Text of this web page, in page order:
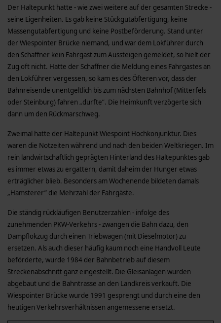
Der Haltepunkt hatte - wie zwei weitere auf der gesamten Strecke -
seine Eigenheiten. Es gab keine Stückgutabfertigung, keine
Massengutabfertigung und keine Postbeförderung. Stand unter
der Wiespointer Brücke niemand, und war dem Lokführer durch
den Schaffner kein Fahrgast zum Aussteigen gemeldet, so hielt der
Zug oft nicht. Hatte der Schaffner die Meldung eines Fahrgastes an
den Lokführer vergessen, so kam es des Öfteren vor, dass der
Bahnreisende unentgeltlich bis zum nächsten Bahnhof (Mitterfels
oder Steinburg) fahren „durfte”. Die Heimkunft verzögerte sich
dann um den Rückmarschweg.
Zweimal hatte der Haltepunkt Wiespoint Hochkonjunktur. Dies
waren die Notzeiten während und nach den beiden Weltkriegen. Im
rein landwirtschaftlich geprägten Hinterland des Haltepunktes gab
es immer etwas zu ergattern, damit daheim der Hunger etwas
erträglicher blieb. Besonders am Wochenende bildeten damals
„Hamsterer” die Mehrzahl der Fahrgäste.
Die ständig rückläufigen Benutzerzahlen - infolge des
zunehmenden PKW-Verkehrs - zwangen die Bahn dazu, den
Dampflokzug durch einen Triebwagen (mit Dieselmotor) zu
ersetzen. Als auch dieser häufig kaum noch eine Handvoll Leute
beförderte, wurde 1984 der Bahnbetrieb auf diesem
Streckenabschnitt ganz eingestellt. Die Gleisanlagen wurden
abgebaut und die Bahntrasse an den Landkreis verkauft. Die
Wiespointer Brücke wurde 1991 gesprengt und durch eine den
heutigen Verkehrsverhältnissen angemessene ersetzt.